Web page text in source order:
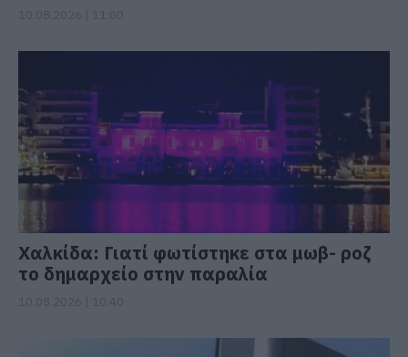
Χαλκίδα: Γιατί φωτίστηκε στα μωβ- ροζ
το δημαρχείο στην παραλία